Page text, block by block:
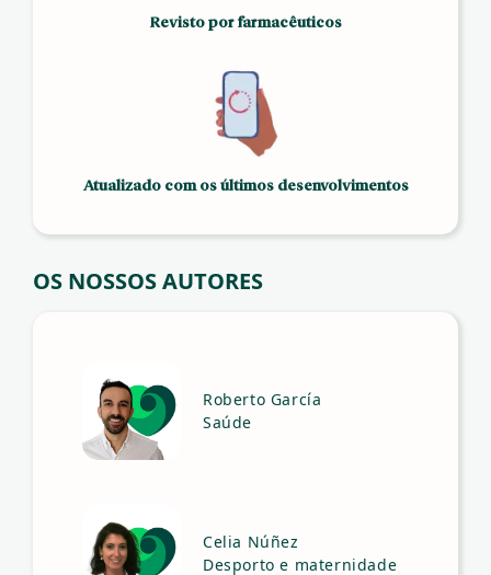
Revisto por farmacêuticos
Atualizado com os últimos desenvolvimentos
OS NOSSOS AUTORES
Roberto García
Saúde
Celia Núñez
Desporto e maternidade